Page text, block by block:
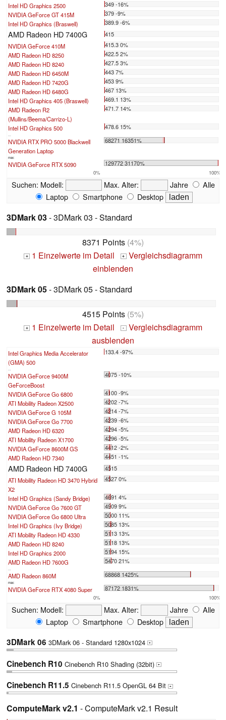
Intel HD Graphics 2500
349 -16%
NVIDIA GeForce GT 415M
379 -9%
Intel HD Graphics (Braswell)
389.9 -6%
AMD Radeon HD 7400G
415
NVIDIA GeForce 410M
415.3 0%
AMD Radeon HD 8250
422.5 2%
AMD Radeon HD 8240
427.5 3%
AMD Radeon HD 6450M
443 7%
AMD Radeon HD 7420G
453 9%
AMD Radeon HD 6480G
467 13%
Intel HD Graphics 405 (Braswell)
469.1 13%
AMD Radeon R2
(Mullins/Beema/Carrizo-L)
471.7 14%
Intel HD Graphics 500 478.6 15%
...
NVIDIA RTX PRO 5000 Blackwell
Generation Laptop
68271 16351%
max:
NVIDIA GeForce RTX 5090 129772 31170%
0% 100%
Suchen: Modell: Max. Alter: Jahre
Alle
Laptop
Smartphone Desktop
3DMark 03- 3DMark 03 - Standard
8371 Points (4%)
+ 1 Einzelwerte im Detail + Vergleichsdiagramm
einblenden
3DMark 05- 3DMark 05 - Standard
4515 Points (5%)
+ 1 Einzelwerte im Detail - Vergleichsdiagramm
ausblenden
Intel Graphics Media Accelerator
(GMA) 500
133.4 -97%
...
NVIDIA GeForce 9400M
GeForceBoost
4075 -10%
NVIDIA GeForce Go 6800
4100 -9%
ATI Mobility Radeon X2500
4202 -7%
NVIDIA GeForce G 105M
4214 -7%
NVIDIA GeForce Go 7700
4239 -6%
AMD Radeon HD 6320
4294 -5%
ATI Mobility Radeon X1700
4296 -5%
NVIDIA GeForce 8600M GS
4412 -2%
AMD Radeon HD 7340
4451 -1%
AMD Radeon HD 7400G
4515
ATI Mobility Radeon HD 3470 Hybrid
X2
4527 0%
Intel HD Graphics (Sandy Bridge)
4691 4%
NVIDIA GeForce Go 7600 GT
4909 9%
NVIDIA GeForce Go 6800 Ultra
5000 11%
Intel HD Graphics (Ivy Bridge)
5085 13%
ATI Mobility Radeon HD 4330
5113 13%
AMD Radeon HD 8240
5118 13%
Intel HD Graphics 2000
5194 15%
AMD Radeon HD 7600G
5470 21%
...
AMD Radeon 860M 68868 1425%
max:
NVIDIA GeForce RTX 4080 Super 87172 1831%
0% 100%
Suchen: Modell: Max. Alter: Jahre
Alle
Laptop
Smartphone Desktop
3DMark 06 3DMark 06 - Standard 1280x1024 +
Cinebench R10 Cinebench R10 Shading (32bit) +
Cinebench R11.5 Cinebench R11.5 OpenGL 64 Bit +
ComputeMark v2.1 - ComputeMark v2.1 Result